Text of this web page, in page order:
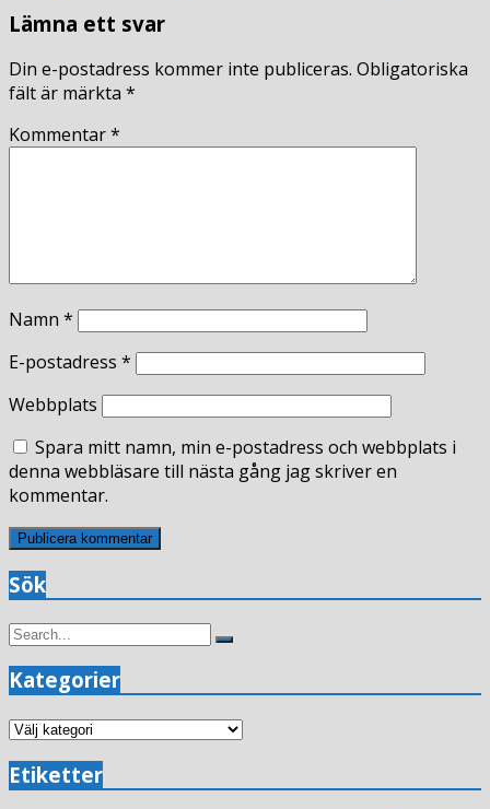
Lämna ett svar
Din e-postadress kommer inte publiceras. Obligatoriska
fält är märkta *
Kommentar*
Namn *
E-postadress *
Webbplats
Spara mitt namn, min e-postadress och webbplats i
denna webbläsare till nästa gång jag skriver en
kommentar.
Sök
Search
Search
Kategorier
Kategorier
Etiketter